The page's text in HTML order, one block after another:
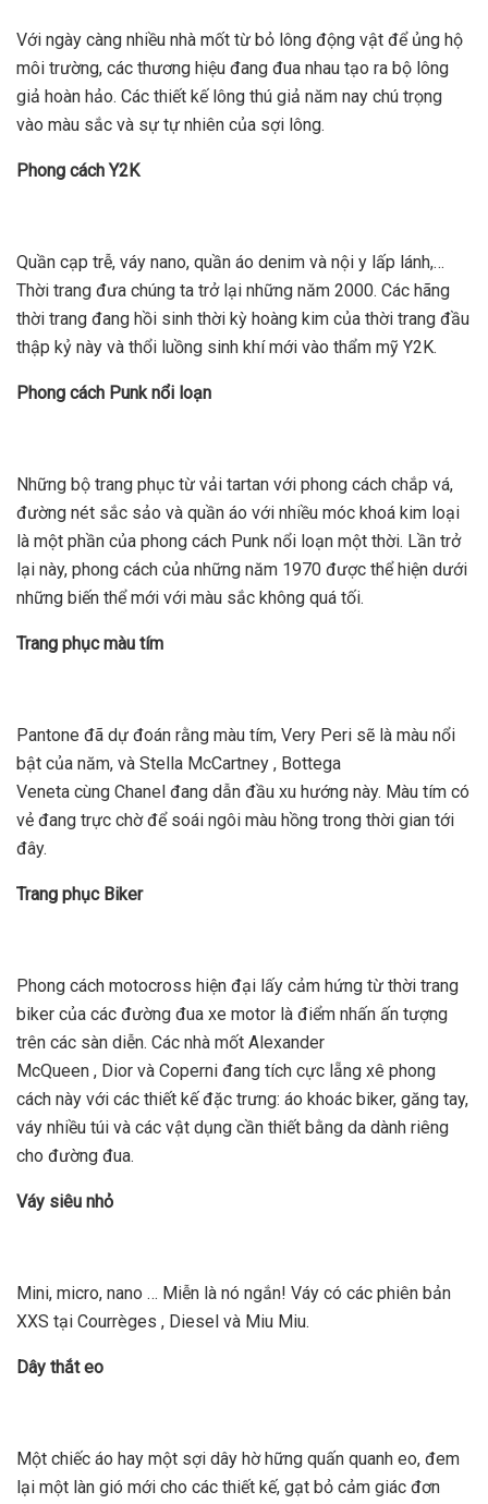
Với ngày càng nhiều nhà mốt từ bỏ lông động vật để ủng hộ
môi trường, các thương hiệu đang đua nhau tạo ra bộ lông
giả hoàn hảo. Các thiết kế lông thú giả năm nay chú trọng
vào màu sắc và sự tự nhiên của sợi lông.
Phong cách Y2K
Quần cạp trễ, váy nano, quần áo denim và nội y lấp lánh,…
Thời trang đưa chúng ta trở lại những năm 2000. Các hãng
thời trang đang hồi sinh thời kỳ hoàng kim của thời trang đầu
thập kỷ này và thổi luồng sinh khí mới vào thẩm mỹ Y2K.
Phong cách Punk nổi loạn
Những bộ trang phục từ vải tartan với phong cách chắp vá,
đường nét sắc sảo và quần áo với nhiều móc khoá kim loại
là một phần của phong cách Punk nổi loạn một thời. Lần trở
lại này, phong cách của những năm 1970 được thể hiện dưới
những biến thể mới với màu sắc không quá tối.
Trang phục màu tím
Pantone đã dự đoán rằng màu tím, Very Peri sẽ là màu nổi
bật của năm, và Stella McCartney , Bottega
Veneta cùng Chanel đang dẫn đầu xu hướng này. Màu tím có
vẻ đang trực chờ để soái ngôi màu hồng trong thời gian tới
đây.
Trang phục Biker
Phong cách motocross hiện đại lấy cảm hứng từ thời trang
biker của các đường đua xe motor là điểm nhấn ấn tượng
trên các sàn diễn. Các nhà mốt Alexander
McQueen , Dior và Coperni đang tích cực lẵng xê phong
cách này với các thiết kế đặc trưng: áo khoác biker, găng tay,
váy nhiều túi và các vật dụng cần thiết bằng da dành riêng
cho đường đua.
Váy siêu nhỏ
Mini, micro, nano … Miễn là nó ngắn! Váy có các phiên bản
XXS tại Courrèges , Diesel và Miu Miu.
Dây thắt eo
Một chiếc áo hay một sợi dây hờ hững quấn quanh eo, đem
lại một làn gió mới cho các thiết kế, gạt bỏ cảm giác đơn